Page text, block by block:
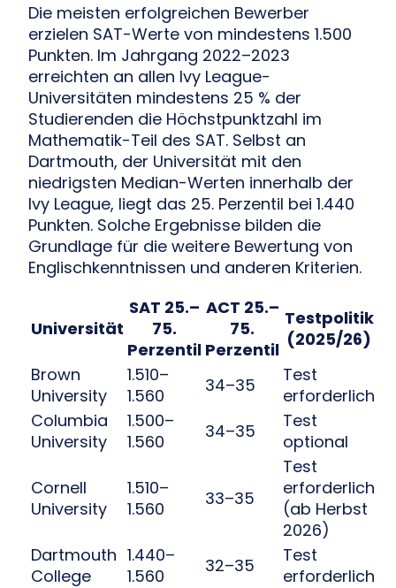
Die meisten erfolgreichen Bewerber
erzielen SAT-Werte von mindestens 1.500
Punkten. Im Jahrgang 2022–2023
erreichten an allen Ivy League-
Universitäten mindestens 25 % der
Studierenden die Höchstpunktzahl im
Mathematik-Teil des SAT. Selbst an
Dartmouth, der Universität mit den
niedrigsten Median-Werten innerhalb der
Ivy League, liegt das 25. Perzentil bei 1.440
Punkten. Solche Ergebnisse bilden die
Grundlage für die weitere Bewertung von
Englischkenntnissen und anderen Kriterien.
Universität
SAT 25.–
75.
Perzentil
ACT 25.–
75.
Perzentil
Testpolitik
(2025/26)
Brown
University
1.510–
1.560
34–35
Test
erforderlich
Columbia
University
1.500–
1.560
34–35
Test
optional
Cornell
University
1.510–
1.560
33–35
Test
erforderlich
(ab Herbst
2026)
Dartmouth
College
1.440–
1.560
32–35
Test
erforderlich